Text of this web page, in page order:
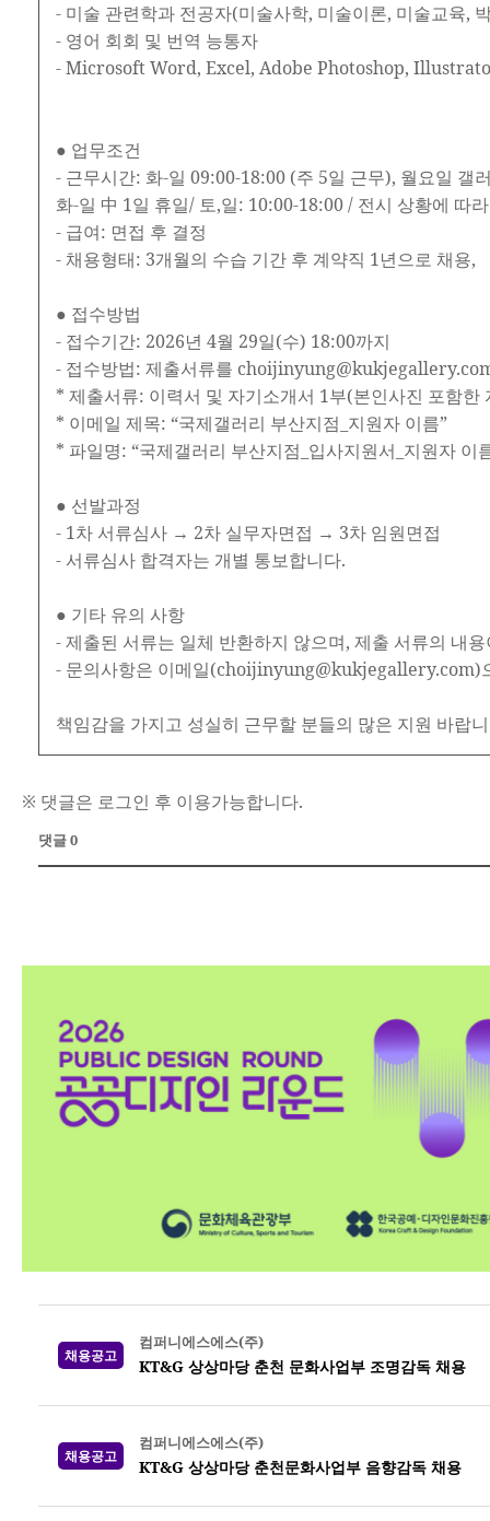
- 미술 관련학과 전공자(미술사학, 미술이론, 미술교육,
- 영어 회회 및 번역 능통자
- Microsoft Word, Excel, Adobe Photoshop,
● 업무조건
- 근무시간: 화-일 09:00-18:00 (주 5일 근무), 월요일 갤
화-일 中 1일 휴일/ 토,일: 10:00-18:00 / 전시 상황에 따
- 급여: 면접 후 결정
- 채용형태: 3개월의 수습 기간 후 계약직 1년으로 채용,
● 접수방법
- 접수기간: 2026년 4월 29일(수) 18:00까지
- 접수방법: 제출서류를
* 제출서류: 이력서 및 자기소개서 1부(본인사진 포함
* 이메일 제목: “국제갤러리 부산지점_지원자 이름”
* 파일명: “국제갤러리 부산지점_입사지원서_지원자 이
● 선발과정
- 1차 서류심사 → 2차 실무자면접 → 3차 임원면접
- 서류심사 합격자는 개별 통보합니다.
● 기타 유의 사항
- 제출된 서류는 일체 반환하지 않으며, 제출 서류의 내
- 문의사항은 이메일(choijinyung@kukjegallery.com)
책임감을 가지고 성실히 근무할 분들의 많은 지원 바랍
※ 댓글은 로그인 후 이용가능합니다.
댓글 0
채용공고
컴퍼니에스에스(주)
KT&G 상상마당 춘천 문화사업부 조명감독 채용
채용공고
컴퍼니에스에스(주)
KT&G 상상마당 춘천문화사업부 음향감독 채용